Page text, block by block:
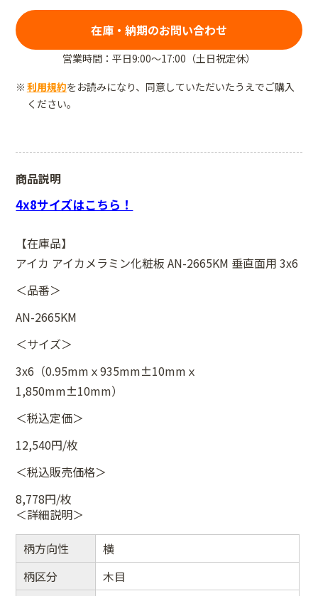
在庫・納期のお問い合わせ
営業時間：平日9:00～17:00（土日祝定休）
利用規約をお読みになり、同意していただいたうえでご購入
ください。
商品説明
4x8サイズはこちら！
【在庫品】
アイカ アイカメラミン化粧板 AN-2665KM 垂直面用 3x6
＜品番＞
AN-2665KM
＜サイズ＞
3x6（0.95mmｘ935mm±10mmｘ
1,850mm±10mm）
＜税込定価＞
12,540円/枚
＜税込販売価格＞
8,778円/枚
＜詳細説明＞
柄方向性
横
柄区分
木目